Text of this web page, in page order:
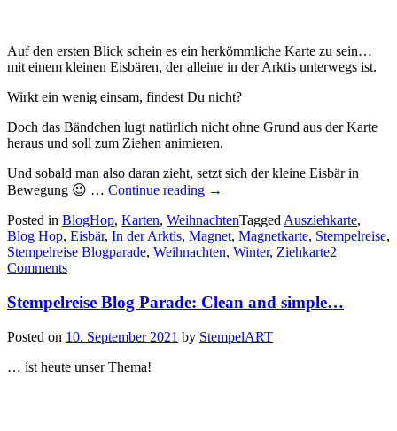
Auf den ersten Blick schein es ein herkömmliche Karte zu sein…
mit einem kleinen Eisbären, der alleine in der Arktis unterwegs ist.
Wirkt ein wenig einsam, findest Du nicht?
Doch das Bändchen lugt natürlich nicht ohne Grund aus der Karte
heraus und soll zum Ziehen animieren.
Und sobald man also daran zieht, setzt sich der kleine Eisbär in
Bewegung 😉 … Continue reading
„Stempelreise
–
Weihnachten
und
→
Posted in BlogHop, Karten, WeihnachtenTagged Ausziehkarte,
Blog Hop, Eisbär, In der Arktis, Magnet, Magnetkarte, Stempelreise,
Stempelreise Blogparade, Weihnachten, Winter, Ziehkarte2
Comments
Stempelreise Blog Parade: Clean and simple…
Posted on 10. September 2021 by StempelART
… ist heute unser Thema!